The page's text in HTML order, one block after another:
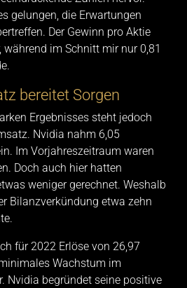
gelungen, die Erwartungen
Der Gewinn pro Aktie
während im Schnitt mir nur 0,81
bereitet Sorgen
Ergebnisses steht jedoch
Nvidia nahm 6,05
Im Vorjahreszeitraum waren
Doch auch hier hatten
weniger gerechnet. Weshalb
Bilanzverkündung etwa zehn
für 2022 Erlöse von 26,97
Wachstum im
Nvidia begründet seine positive